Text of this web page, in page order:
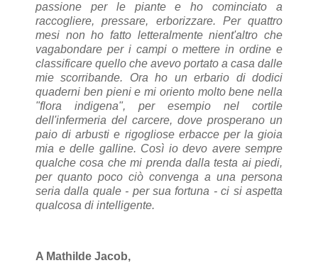
passione per le piante e ho cominciato a
raccogliere, pressare, erborizzare. Per quattro
mesi non ho fatto letteralmente nient'altro che
vagabondare per i campi o mettere in ordine e
classificare quello che avevo portato a casa dalle
mie scorribande. Ora ho un erbario di dodici
quaderni ben pieni e mi oriento molto bene nella
"flora indigena", per esempio nel cortile
dell'infermeria del carcere, dove prosperano un
paio di arbusti e rigogliose erbacce per la gioia
mia e delle galline. Così io devo avere sempre
qualche cosa che mi prenda dalla testa ai piedi,
per quanto poco ciò convenga a una persona
seria dalla quale - per sua fortuna - ci si aspetta
qualcosa di intelligente.
A Mathilde Jacob,